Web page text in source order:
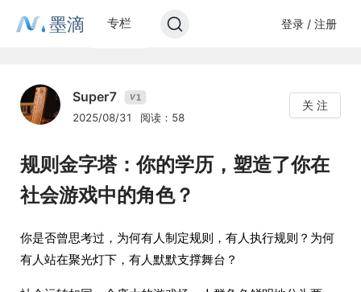
墨滴 专栏 登录 / 注册
Super7 V1
2025/08/31 阅读：58
关 注
规则金字塔：你的学历，塑造了你在
社会游戏中的角色？
你是否曾思考过，为何有人制定规则，有人执行规则？为何
有人站在聚光灯下，有人默默支撑舞台？